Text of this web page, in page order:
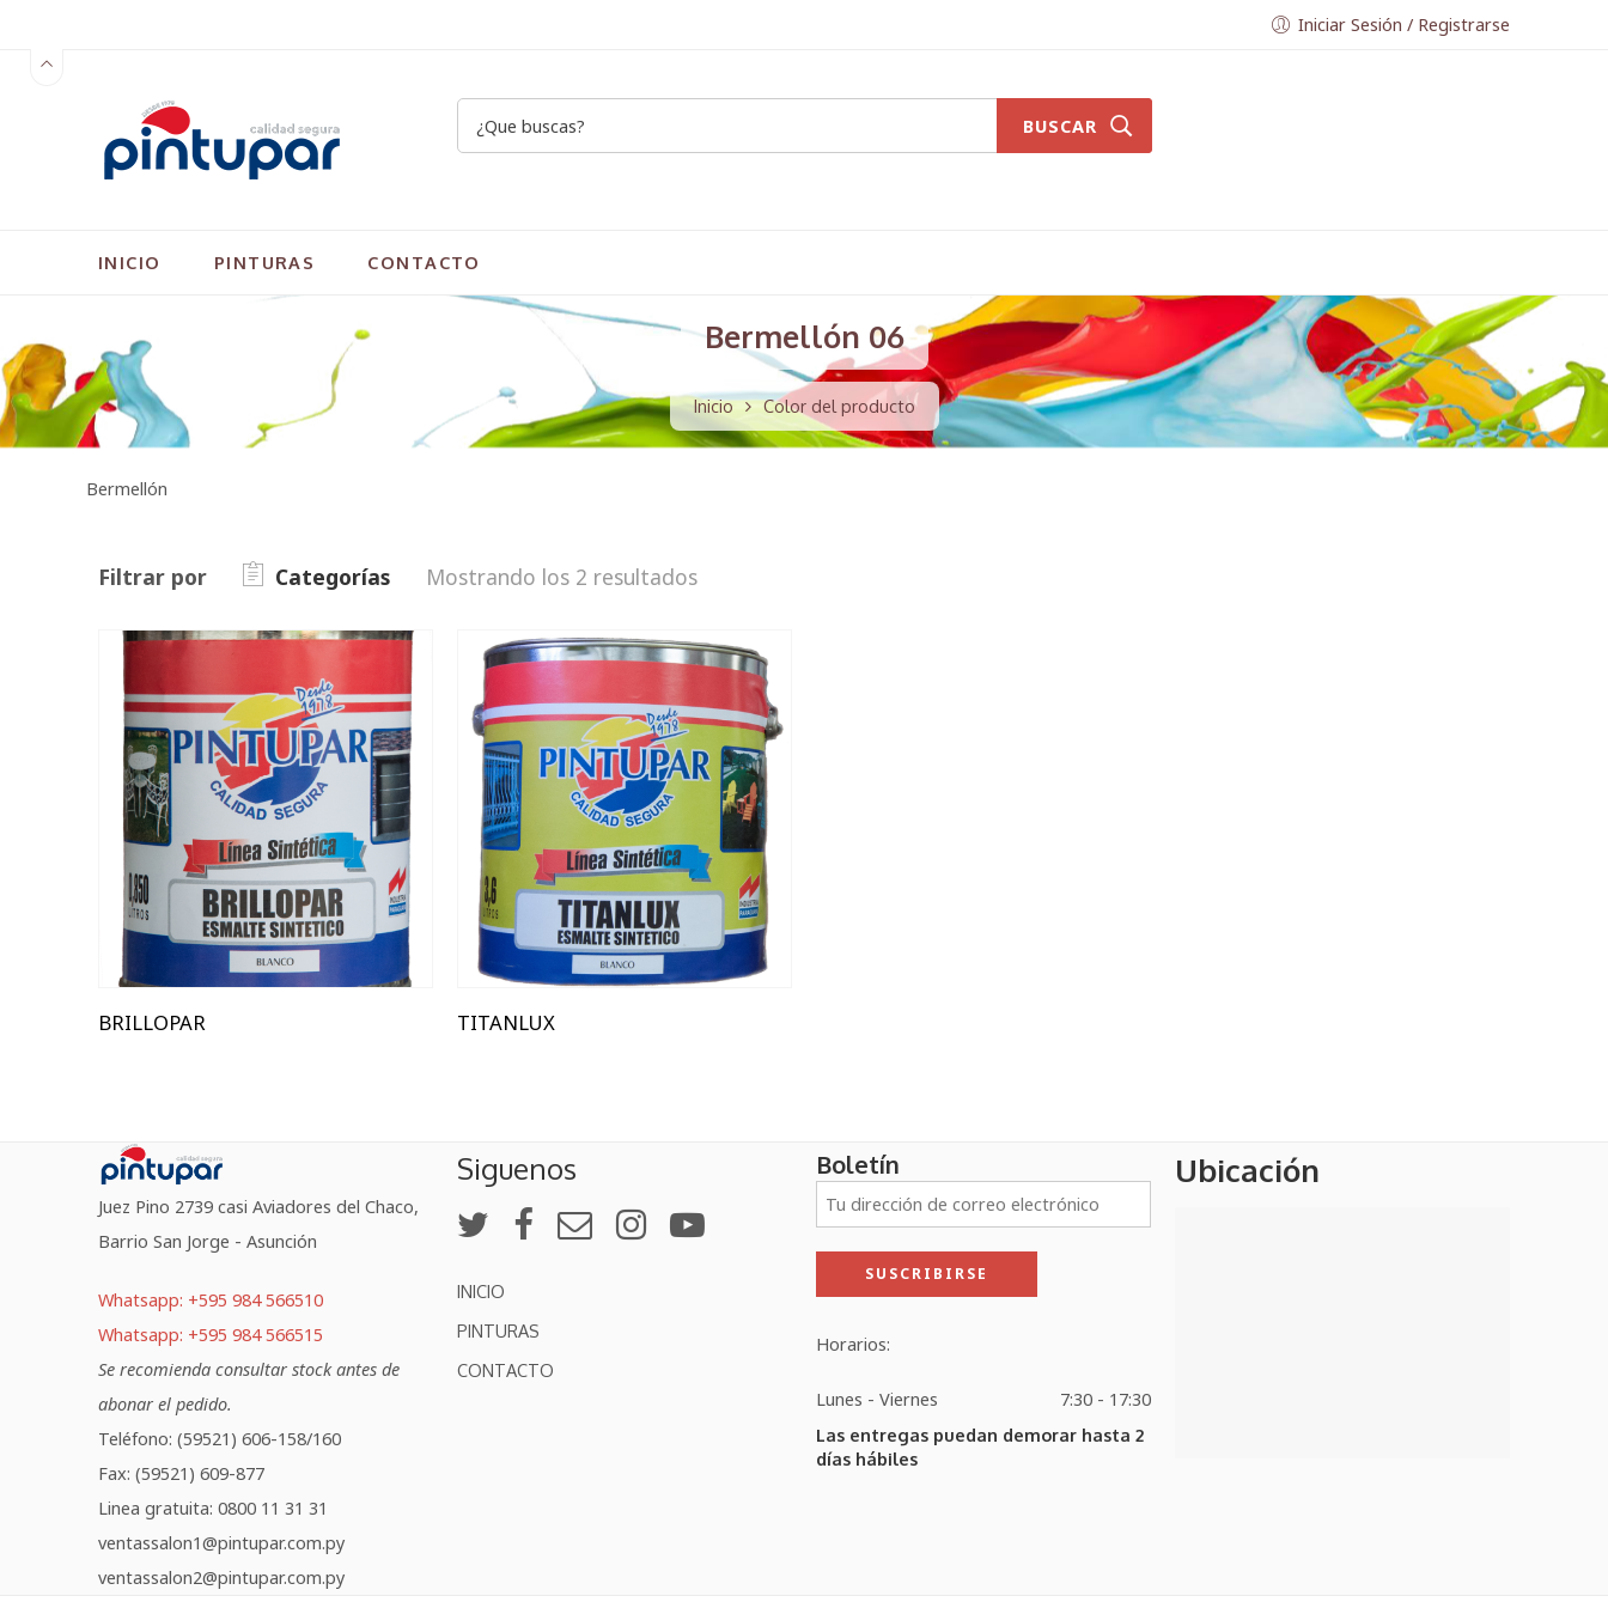
Iniciar Sesión / Registrarse
BUSCAR
INICIO PINTURAS CONTACTO
Bermellón 06
Inicio Color del producto
Bermellón
Filtrar por Categorías Mostrando los 2 resultados
3.6 Lts
250 ml
850 ml
BRILLOPAR
3.6 Lts
250 ml
850 ml
TITANLUX
Juez Pino 2739 casi Aviadores del Chaco,
Barrio San Jorge - Asunción
Whatsapp: +595 984 566510
Whatsapp: +595 984 566515
Se recomienda consultar stock antes de
abonar el pedido.
Teléfono: (59521) 606-158/160
Fax: (59521) 609-877
Linea gratuita: 0800 11 31 31
ventassalon1@pintupar.com.py
ventassalon2@pintupar.com.py
Siguenos
INICIO
PINTURAS
CONTACTO
Boletín
Horarios:
Lunes - Viernes 7:30 - 17:30
Las entregas puedan demorar hasta 2
días hábiles
Ubicación